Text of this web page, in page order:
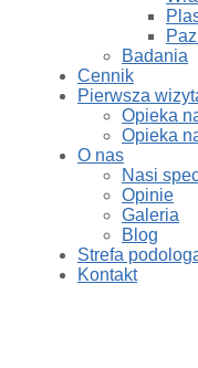
Badania
Cennik
Pierwsza
Opieka
Opieka
O nas
Nasi
Opinie
Galeria
Blog
Strefa
Kontakt